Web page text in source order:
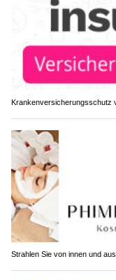
Krankenversicherungsschutz
Strahlen Sie von innen und